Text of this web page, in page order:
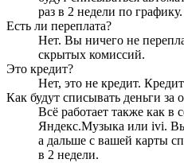
раз в 2 недели по графику.
Есть ли переплата?
Нет. Вы ничего не
скрытых комиссий.
Это кредит?
Нет, это не кредит.
Как будут списывать деньги за
Всё работает также как в
Яндекс.Музыка или ivi.
а дальше с вашей карты
в 2 недели.